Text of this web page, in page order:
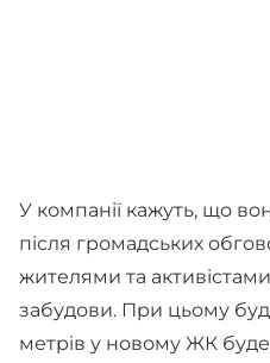
У компанії кажуть, що
після громадських
жителями та
забудови. При цьому
метрів у новому ЖК буде